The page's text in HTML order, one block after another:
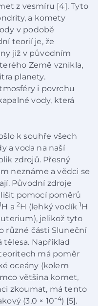
z vesmíru [4]. Tyto
a komety
v podobě
teorií je, že
již v původním
Země vznikla,
planety.
i povrchu
vody, která
k souhře všech
a voda na naší
zdrojů. Přesný
neznáme a vědci se
Původní zdroje
pomocí poměrů
1H a2H (lehký vodík 1 H
jelikož tyto
různé části Sluneční
tělesa. Například
má poměr
oceány (kolem
většina komet,
zkoumat, má tento
(3,0 × 10−4) [5].